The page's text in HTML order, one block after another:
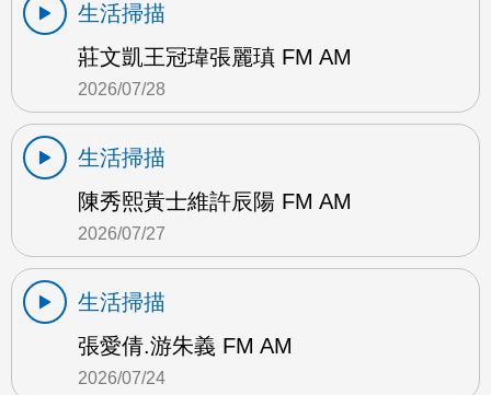
生活掃描
莊文凱王冠瑋張麗瑱 FM AM
2026/07/28
生活掃描
陳秀熙黃士維許辰陽 FM AM
2026/07/27
生活掃描
張愛倩.游朱義 FM AM
2026/07/24